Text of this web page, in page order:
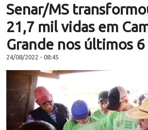
Senar/MS
21,7 mil vidas em
Grande nos últimos 6
24/08/2022 - 08:45